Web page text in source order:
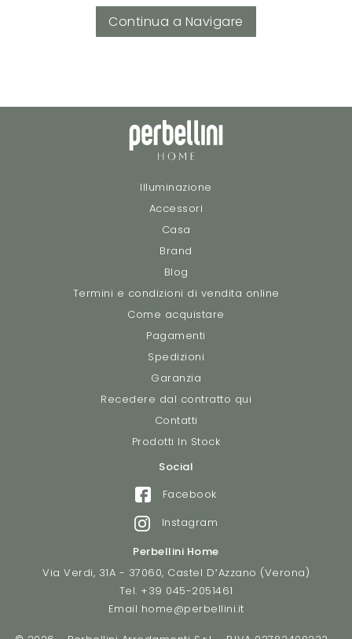
Continua a Navigare
Illuminazione
Accessori
Casa
Brand
Blog
Termini e condizioni di vendita online
Come acquistare
Pagamenti
Spedizioni
Garanzia
Recedere dal contratto qui
Contatti
Prodotti In Stock
Social
Facebook
Instagram
Perbellini Home
Via Verdi, 31A - 37060, Castel D’Azzano (Verona)
Tel. +39 045-2051461
Email home@perbellini.it